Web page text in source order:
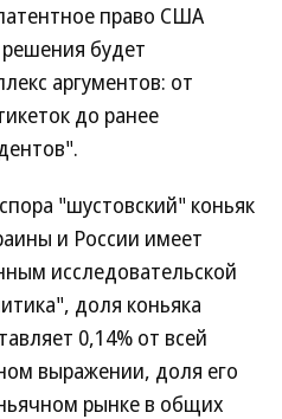
право США
будет
аргументов: от
до ранее
"шустовский" коньяк
и России имеет
исследовательской
доля коньяка
0,14% от всей
выражении, доля его
рынке в общих